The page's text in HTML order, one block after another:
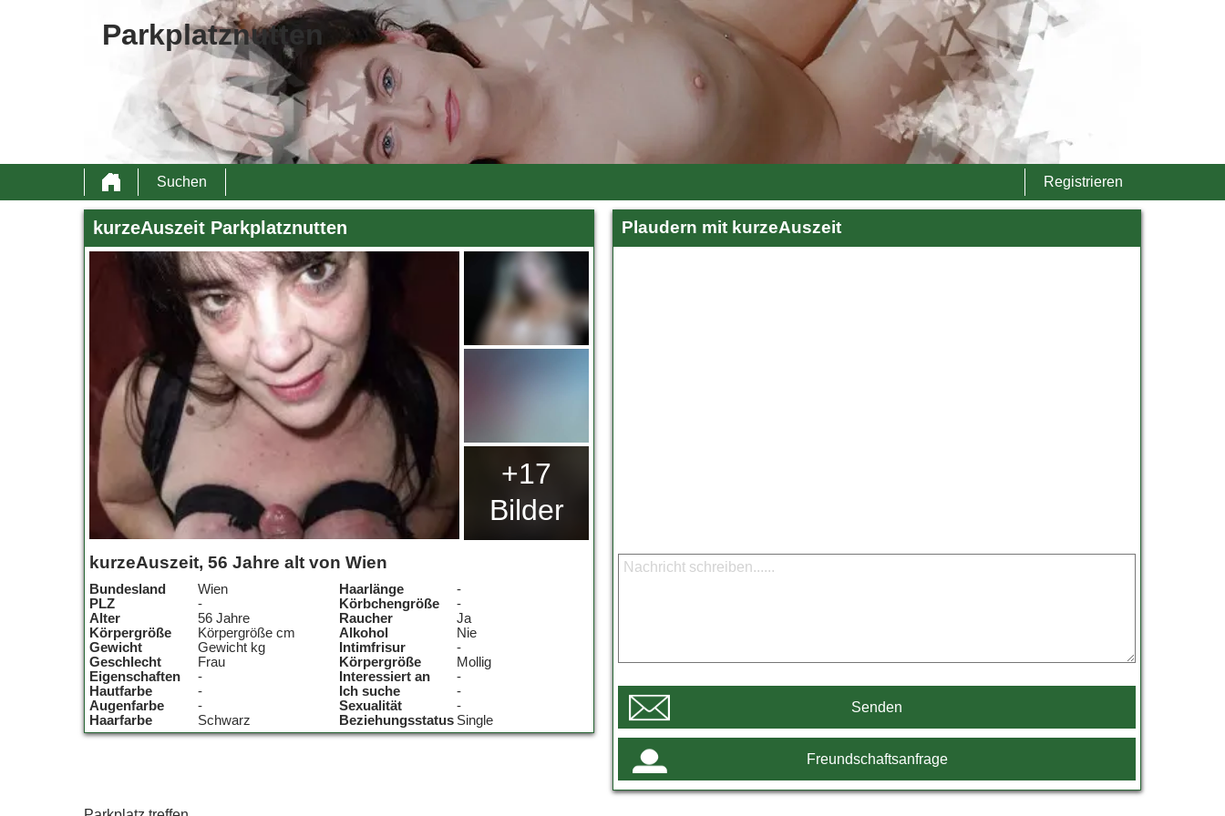
Parkplatznutten
Suchen Registrieren
kurzeAuszeit Parkplatznutten
+17
Bilder
kurzeAuszeit, 56 Jahre alt von Wien
Bundesland
Wien
PLZ
-
Alter
56 Jahre
Körpergröße
Körpergröße cm
Gewicht
Gewicht kg
Geschlecht
Frau
Eigenschaften
-
Hautfarbe
-
Augenfarbe
-
Haarfarbe
Schwarz
Haarlänge
-
Körbchengröße
-
Raucher
Ja
Alkohol
Nie
Intimfrisur
-
Körpergröße
Mollig
Interessiert an
-
Ich suche
-
Sexualität
-
Beziehungsstatus Single
Plaudern mit kurzeAuszeit
Senden
Freundschaftsanfrage